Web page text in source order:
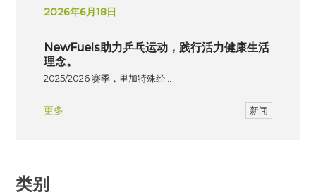
2026年6月18日
NewFuels助力乒乓运动，践行活力健康生活
理念。
2025/2026 赛季，里加特殊经…
更多 新闻
类别